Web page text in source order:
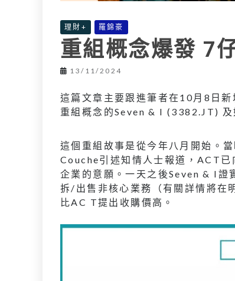
理財+ 羅錦豪
重組概念爆發 7
13/11/2024
這篇文章主要跟進筆者在10月8日
重組概念的Seven & I (3382.JT)
這個重組故事是從今年八月開始
Couche引述知情人士報道，ACT
企業的意願。一天之後Seven & I證
拆/出售非核心業務（有關詳情將在
比AC T提出收購價高。